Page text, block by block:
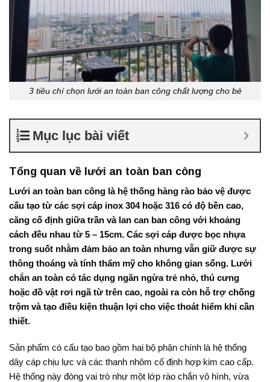
3 tiêu chí chọn lưới an toàn ban công chất lượng cho bé
Mục lục bài viết
Tổng quan về lưới an toàn ban công
Lưới an toàn ban công là hệ thống hàng rào bảo vệ được
cấu tạo từ các sợi cáp inox 304 hoặc 316 có độ bền cao,
căng cố định giữa trần và lan can ban công với khoảng
cách đều nhau từ 5 – 15cm. Các sợi cáp được bọc nhựa
trong suốt nhằm đảm bảo an toàn nhưng vẫn giữ được sự
thông thoáng và tính thẩm mỹ cho không gian sống. Lưới
chắn an toàn có tác dụng ngăn ngừa trẻ nhỏ, thú cưng
hoặc đồ vật rơi ngã từ trên cao, ngoài ra còn hỗ trợ chống
trộm và tạo điều kiện thuận lợi cho việc thoát hiểm khi cần
thiết.
Sản phẩm có cấu tạo bao gồm hai bộ phận chính là hệ thống
dây cáp chịu lực và các thanh nhôm cố định hợp kim cao cấp.
Hệ thống này đóng vai trò như một lớp rào chắn vô hình, vừa